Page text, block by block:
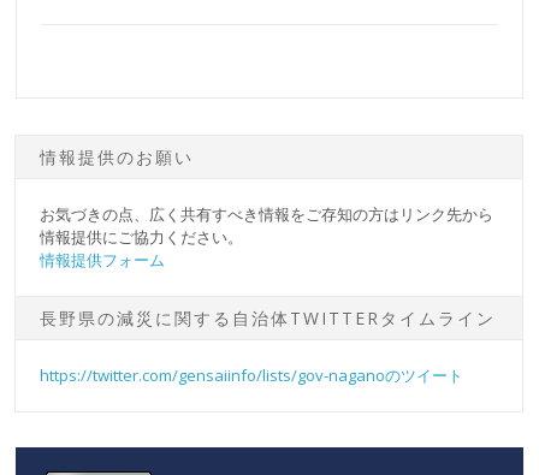
情報提供のお願い
お気づきの点、広く共有すべき情報をご存知の方はリンク先から
情報提供にご協力ください。
情報提供フォーム
長野県の減災に関する自治体TWITTERタイムライン
https://twitter.com/gensaiinfo/lists/gov-naganoのツイート